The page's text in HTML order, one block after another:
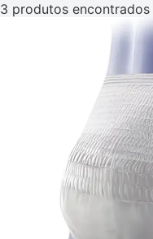
3 produtos encontrados